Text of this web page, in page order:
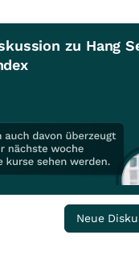
zu Hang
Neue